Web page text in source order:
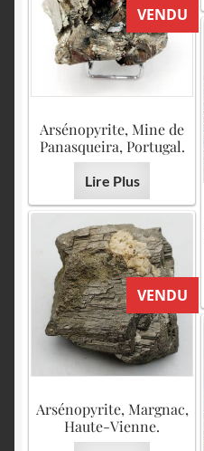
VENDU
Arsénopyrite, Mine de
Panasqueira, Portugal.
Lire Plus
VENDU
Arsénopyrite, Margnac,
Haute-Vienne.